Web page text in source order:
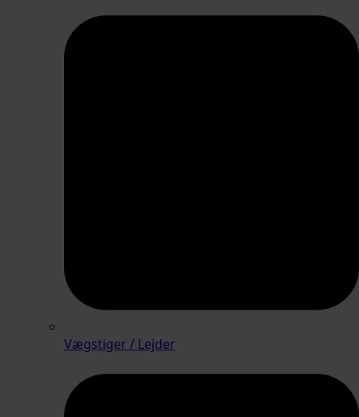
Vægstiger / Lejder